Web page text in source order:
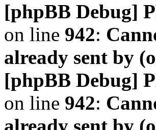
[phpBB Debug]
on line 942:
already sent by
[phpBB Debug]
on line 942: